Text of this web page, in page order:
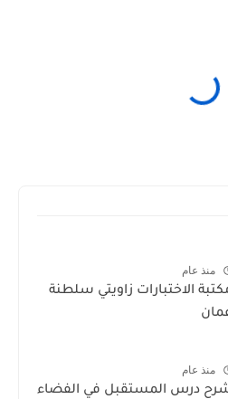
منذ عام
الاختبارات زاويتي سلطنة
منذ عام
درس المستقبل في الفضاء